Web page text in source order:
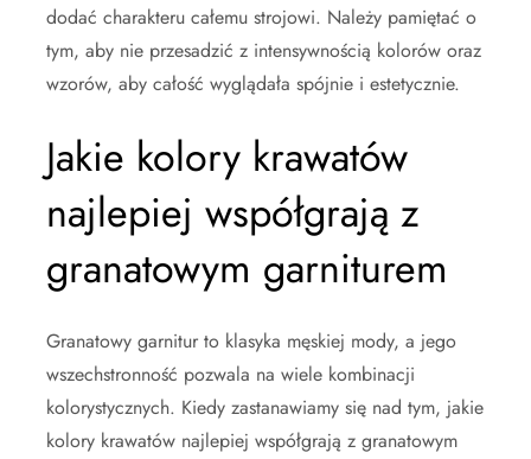
dodać charakteru całemu strojowi. Należy pamiętać o
tym, aby nie przesadzić z intensywnością kolorów oraz
wzorów, aby całość wyglądała spójnie i estetycznie.
Jakie kolory krawatów
najlepiej współgrają z
granatowym garniturem
Granatowy garnitur to klasyka męskiej mody, a jego
wszechstronność pozwala na wiele kombinacji
kolorystycznych. Kiedy zastanawiamy się nad tym, jakie
kolory krawatów najlepiej współgrają z granatowym